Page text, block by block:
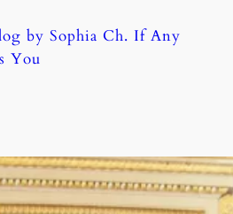
by Sophia Ch. If Any
You